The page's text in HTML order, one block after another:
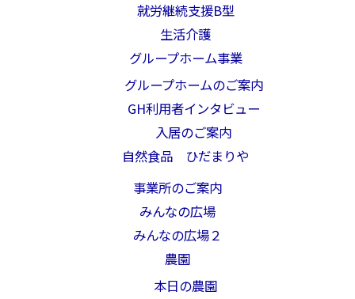
就労継続支援B型
生活介護
グループホーム事業
グループホームのご案内
GH利用者インタビュー
入居のご案内
自然食品 ひだまりや
事業所のご案内
みんなの広場
みんなの広場２
農園
本日の農園